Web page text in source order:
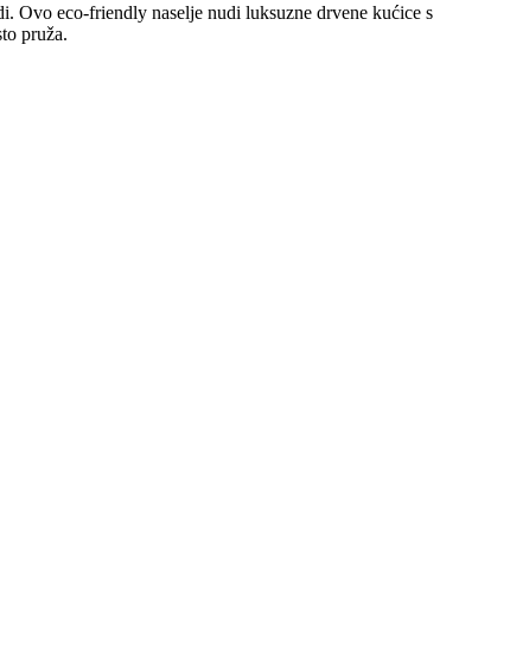
Ovo eco-friendly naselje nudi luksuzne drvene kućice s
pruža.